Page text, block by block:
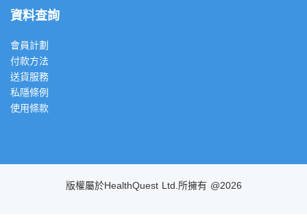
資料查詢
會員計劃
付款方法
送貨服務
私隱條例
使用條款
版權屬於HealthQuest Ltd.所擁有 @2026